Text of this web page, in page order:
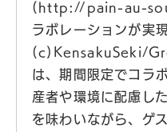
(http://pain-au-
ラボレーションが実現
(c)KensakuSeki/
は、期間限定でコラ
産者や環境に配慮し
を味わいながら、ゲ